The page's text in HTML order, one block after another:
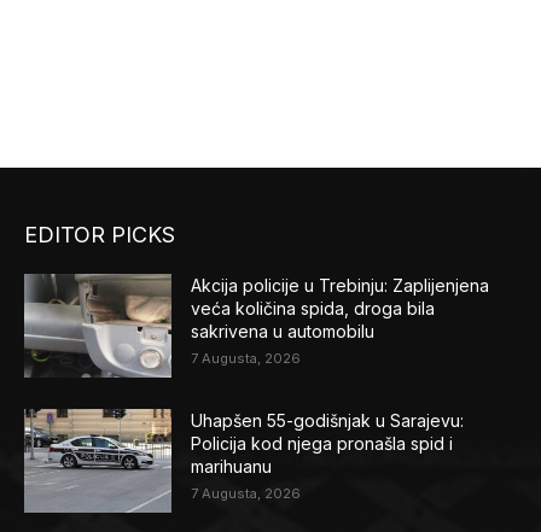
EDITOR PICKS
Akcija policije u Trebinju: Zaplijenjena
veća količina spida, droga bila
sakrivena u automobilu
7 Augusta, 2026
Uhapšen 55-godišnjak u Sarajevu:
Policija kod njega pronašla spid i
marihuanu
7 Augusta, 2026